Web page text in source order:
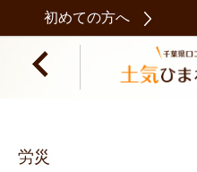
初めての方へ
労災